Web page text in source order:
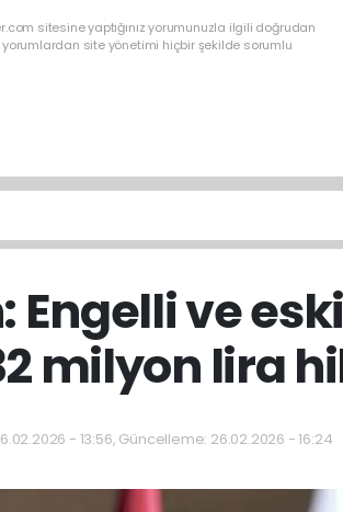
sitesine yaptığınız yorumunuzla ilgili doğrudan
yorumlardan site yönetimi hiçbir şekilde sorumlu
Engelli ve
milyon lira
- 13:56, Güncelleme: 26.02.2026 - 16:24